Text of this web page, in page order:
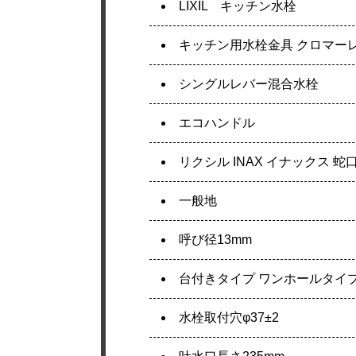
LIXIL キッチン水栓
キッチン用水栓金具 クロマー
シングルレバー混合水栓
エコハンドル
リクシル INAX イナックス 蛇口
一般地
呼び径13mm
台付きタイプ ワンホールタイ
水栓取付穴φ37±2